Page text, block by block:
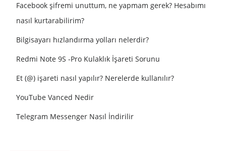
Facebook şifremi unuttum, ne yapmam gerek? Hesabımı
nasıl kurtarabilirim?
Bilgisayarı hızlandırma yolları nelerdir?
Redmi Note 9S -Pro Kulaklık İşareti Sorunu
Et (@) işareti nasıl yapılır? Nerelerde kullanılır?
YouTube Vanced Nedir
Telegram Messenger Nasıl İndirilir